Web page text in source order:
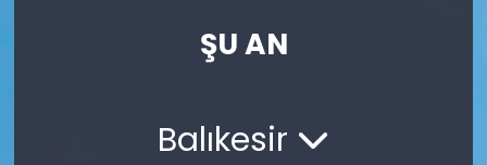
ŞU AN
Balıkesir
KÜLTÜR SANAT